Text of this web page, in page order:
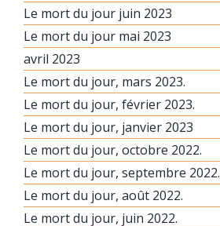
Le mort du jour juin 2023
Le mort du jour mai 2023
avril 2023
Le mort du jour, mars 2023.
Le mort du jour, février 2023.
Le mort du jour, janvier 2023
Le mort du jour, octobre 2022.
Le mort du jour, septembre 2022.
Le mort du jour, août 2022.
Le mort du jour, juin 2022.